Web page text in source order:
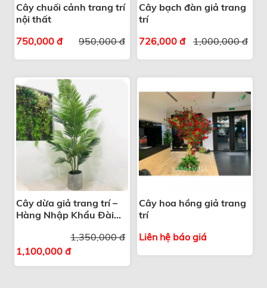
Cây chuối cảnh trang trí
nội thất
950,000 đ
750,000 đ
Cây bạch đàn giả trang
trí
1,000,000 đ
726,000 đ
Cây dừa giả trang trí –
Hàng Nhập Khẩu Đài
1,350,000 đ
1,100,000 đ
Cây hoa hồng giả trang
trí
Liên hệ báo giá